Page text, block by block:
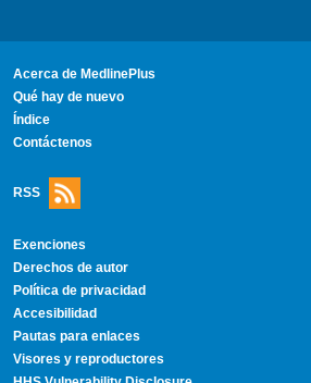
Acerca de MedlinePlus
Qué hay de nuevo
Índice
Contáctenos
RSS
Exenciones
Derechos de autor
Política de privacidad
Accesibilidad
Pautas para enlaces
Visores y reproductores